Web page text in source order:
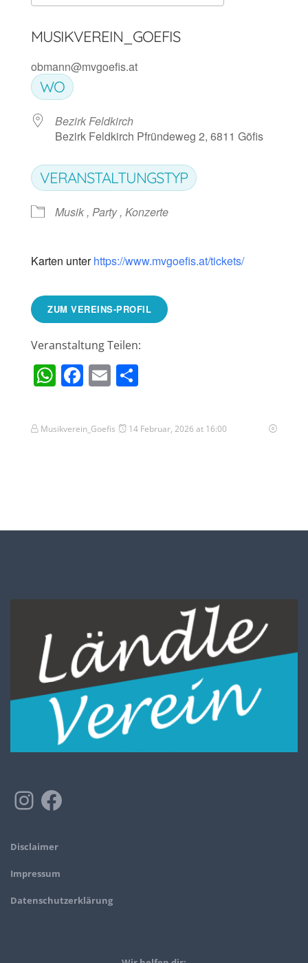
MUSIKVEREIN_GOEFIS
obmann@mvgoefis.at
WO
Bezirk Feldkirch
Bezirk Feldkirch Pfründeweg 2, 6811 Göfis
VERANSTALTUNGSTYP
Musik , Party , Konzerte
Karten unterhttps://www.mvgoefis.at/tickets/
ZUM VEREINS-PROFIL
Veranstaltung Teilen:
WhatsApp
Facebook
Email
Musikverein_Goefis 14 Februar, 2026 at 16:00
Disclaimer
Impressum
Datenschutzerklärung